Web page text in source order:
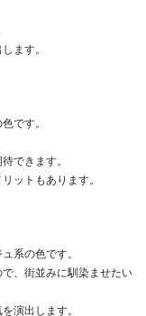
ます。
です。
できます。
ットもあります。
系の色です。
、街並みに馴染ませたい
演出します。